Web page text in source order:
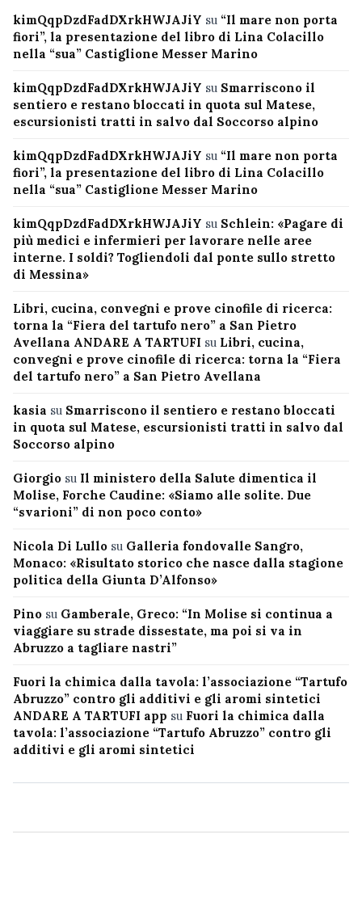
kimQqpDzdFadDXrkHWJAJiY su “Il mare non porta
fiori”, la presentazione del libro di Lina Colacillo
nella “sua” Castiglione Messer Marino
kimQqpDzdFadDXrkHWJAJiY su Smarriscono il
sentiero e restano bloccati in quota sul Matese,
escursionisti tratti in salvo dal Soccorso alpino
kimQqpDzdFadDXrkHWJAJiY su “Il mare non porta
fiori”, la presentazione del libro di Lina Colacillo
nella “sua” Castiglione Messer Marino
kimQqpDzdFadDXrkHWJAJiY su Schlein: «Pagare di
più medici e infermieri per lavorare nelle aree
interne. I soldi? Togliendoli dal ponte sullo stretto
di Messina»
Libri, cucina, convegni e prove cinofile di ricerca:
torna la “Fiera del tartufo nero” a San Pietro
Avellana ANDARE A TARTUFI su Libri, cucina,
convegni e prove cinofile di ricerca: torna la “Fiera
del tartufo nero” a San Pietro Avellana
kasia su Smarriscono il sentiero e restano bloccati
in quota sul Matese, escursionisti tratti in salvo dal
Soccorso alpino
Giorgio su Il ministero della Salute dimentica il
Molise, Forche Caudine: «Siamo alle solite. Due
“svarioni” di non poco conto»
Nicola Di Lullo su Galleria fondovalle Sangro,
Monaco: «Risultato storico che nasce dalla stagione
politica della Giunta D’Alfonso»
Pino su Gamberale, Greco: “In Molise si continua a
viaggiare su strade dissestate, ma poi si va in
Abruzzo a tagliare nastri”
Fuori la chimica dalla tavola: l’associazione “Tartufo
Abruzzo” contro gli additivi e gli aromi sintetici
ANDARE A TARTUFI app su Fuori la chimica dalla
tavola: l’associazione “Tartufo Abruzzo” contro gli
additivi e gli aromi sintetici